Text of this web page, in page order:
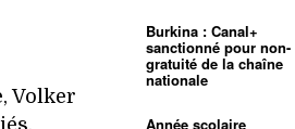
Volker
d’or
Croyance
religieuse
Entre
bricolage
mentale
01:12
Burkina : Canal+
sanctionné pour non-
gratuité de la chaîne
nationale
Année scolaire